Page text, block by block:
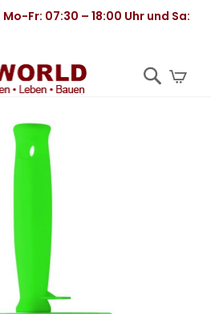
Mo-Fr: 07:30 – 18:00 Uhr und Sa: